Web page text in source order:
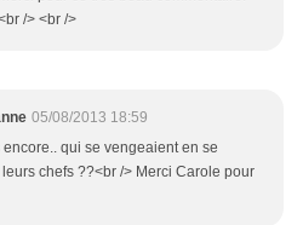
/> <br />
05/08/2013 18:59
qui se vengeaient en se
chefs ??<br /> Merci Carole pour